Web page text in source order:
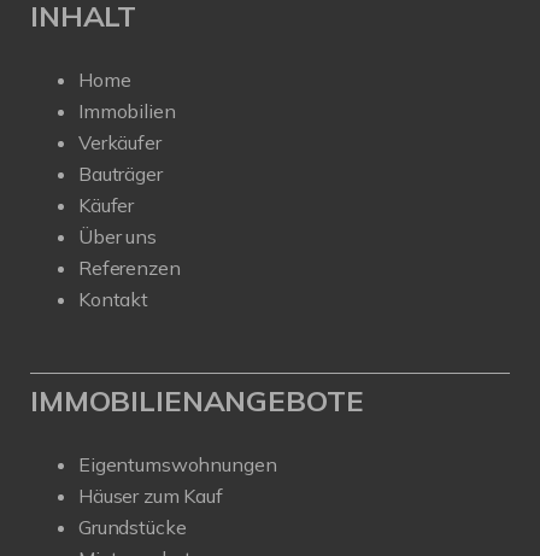
INHALT
Home
Immobilien
Verkäufer
Bauträger
Käufer
Über uns
Referenzen
Kontakt
IMMOBILIENANGEBOTE
Eigentumswohnungen
Häuser zum Kauf
Grundstücke